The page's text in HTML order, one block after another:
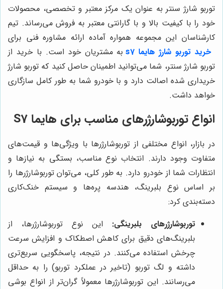
توربو شارژ سنتر به عنوان یک مرکز معتبر و تخصصی، محصولات
خود را با کیفیت بالا و با گارانتی معتبر به فروش می‌رساند. تیم
کارشناسان این مجموعه همواره آماده ارائه مشاوره فنی برای
خرید توربو شارژ هایما s7
به مشتریان خود است. با خرید از
توربو شارژ سنتر، شما می‌توانید اطمینان حاصل کنید که توربو شارژ
خریداری شده اصالت دارد و با خودرو شما به طور کامل سازگاری
خواهد داشت.
انواع توربوشارژرهای مناسب برای هایما S7
در بازار، انواع مختلفی از توربوشارژرها با ویژگی‌ها و قیمت‌های
متفاوت وجود دارند. انتخاب نوع مناسب، بستگی به نیازها و
انتظارات شما از خودرو دارد. به طور کلی، می‌توان توربوشارژرها را
بر اساس نوع بلبرینگ، هندسه پره‌ها و سیستم خنک‌کاری
دسته‌بندی کرد:
توربوشارژرهای بلبرینگی: این نوع توربوشارژرها، از
بلبرینگ‌های دقیق برای کاهش اصطکاک و افزایش سرعت
چرخش استفاده می‌کنند. در نتیجه، پاسخگویی سریع‌تری
داشته و لگ توربو (تاخیر در عملکرد توربو) را به حداقل
می‌رسانند. این توربوشارژرها معمولاً گران‌تر از انواع بوشی